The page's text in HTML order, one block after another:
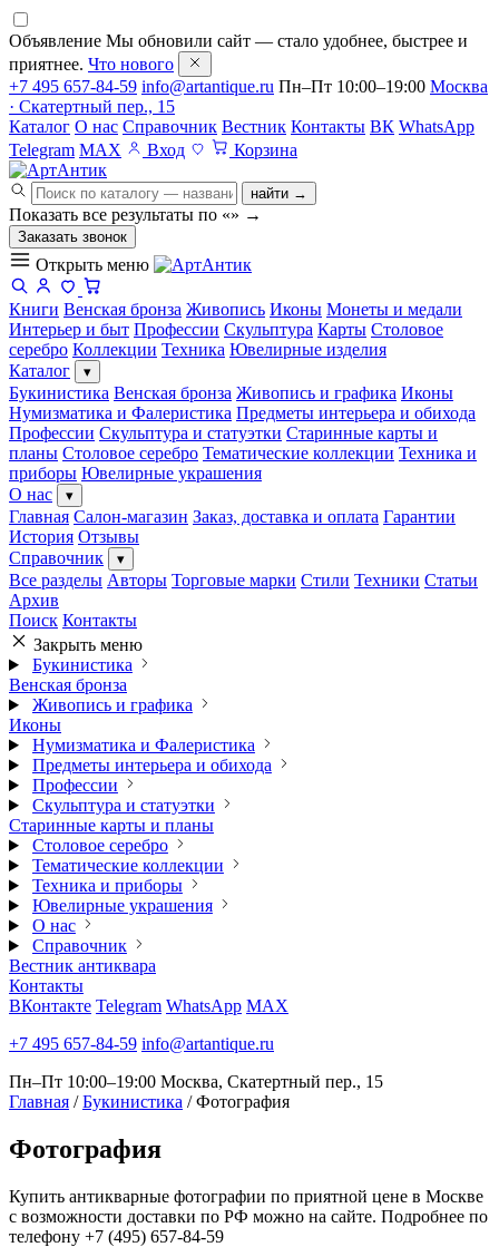
Объявление Мы обновили сайт — стало удобнее, быстрее и
приятнее. Что нового
+7 495 657-84-59 info@artantique.ru Пн–Пт 10:00–19:00 Москва
· Скатертный пер., 15
Каталог О нас Справочник Вестник Контакты ВК WhatsApp
Telegram MAX Вход Корзина
найти →
Показать все результаты по «» →
Заказать звонок
Открыть меню
Книги Венская бронза Живопись Иконы Монеты и медали
Интерьер и быт Профессии Скульптура Карты Столовое
серебро Коллекции Техника Ювелирные изделия
Каталог
▾
Букинистика Венская бронза Живопись и графика Иконы
Нумизматика и Фалеристика Предметы интерьера и обихода
Профессии Скульптура и статуэтки Старинные карты и
планы Столовое серебро Тематические коллекции Техника и
приборы Ювелирные украшения
О нас
▾
Главная Салон-магазин Заказ, доставка и оплата Гарантии
История Отзывы
Справочник
▾
Все разделы Авторы Торговые марки Стили Техники Статьи
Архив
Поиск Контакты
Закрыть меню
Букинистика
Венская бронза
Живопись и графика
Иконы
Нумизматика и Фалеристика
Предметы интерьера и обихода
Профессии
Скульптура и статуэтки
Старинные карты и планы
Столовое серебро
Тематические коллекции
Техника и приборы
Ювелирные украшения
О нас
Справочник
Вестник антиквара
Контакты
ВКонтакте Telegram WhatsApp MAX
+7 495 657-84-59 info@artantique.ru
Пн–Пт 10:00–19:00 Москва, Скатертный пер., 15
Главная / Букинистика / Фотография
Фотография
Купить антикварные фотографии по приятной цене в Москве
с возможности доставки по РФ можно на сайте. Подробнее по
телефону +7 (495) 657-84-59